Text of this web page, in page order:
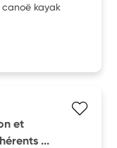
kayak
et
...